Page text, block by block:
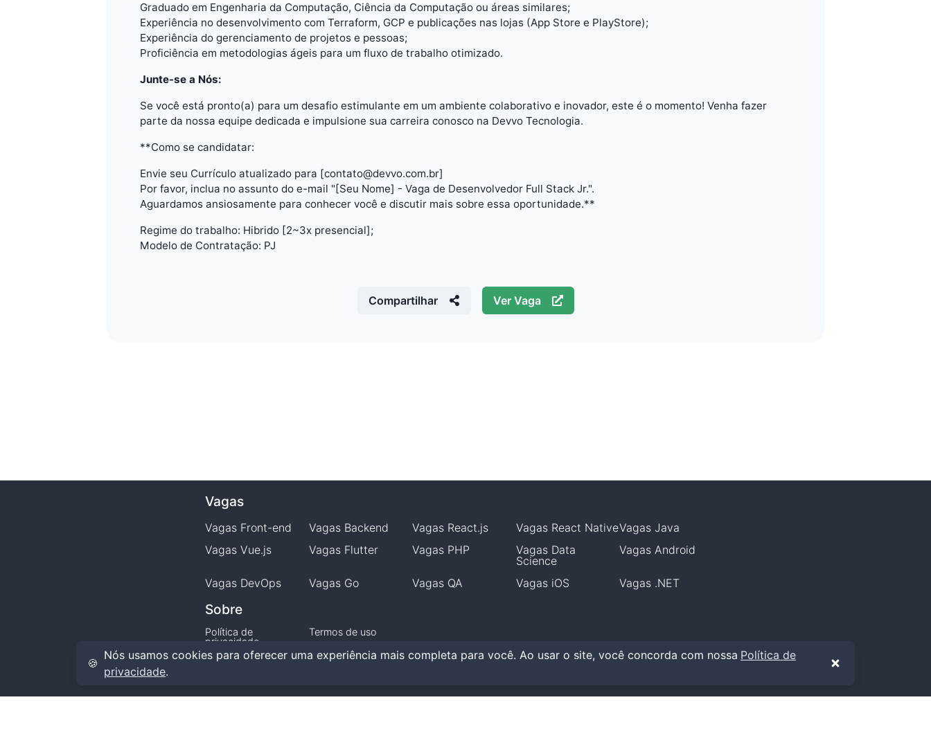
Graduado em Engenharia da Computação, Ciência da Computação ou áreas similares;
Experiência no desenvolvimento com Terraform, GCP e publicações nas lojas (App Store e PlayStore);
Experiência do gerenciamento de projetos e pessoas;
Proficiência em metodologias ágeis para um fluxo de trabalho otimizado.
Junte-se a Nós:
Se você está pronto(a) para um desafio estimulante em um ambiente colaborativo e inovador, este é o momento! Venha fazer
parte da nossa equipe dedicada e impulsione sua carreira conosco na Devvo Tecnologia.
**Como se candidatar:
Envie seu Currículo atualizado para [contato@devvo.com.br]
Por favor, inclua no assunto do e-mail "[Seu Nome] - Vaga de Desenvolvedor Full Stack Jr.".
Aguardamos ansiosamente para conhecer você e discutir mais sobre essa oportunidade.**
Regime do trabalho: Hibrido [2~3x presencial];
Modelo de Contratação: PJ
Compartilhar Ver Vaga
Vagas
Vagas Front-end Vagas Backend Vagas React.js Vagas React NativeVagasJava
Vagas Vue.js Vagas Flutter Vagas PHP Vagas Data
Science
VagasAndroid
Vagas DevOps Vagas Go Vagas QA Vagas iOS Vagas .NET
Sobre
Política de
privacidade
Termos de uso
🍪
Nós usamos cookies para oferecer uma experiência mais completa para você. Ao usar o site, você concorda com nossa Política de
privacidade.